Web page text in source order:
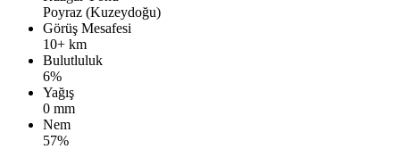
Poyraz (Kuzeydoğu)
Görüş Mesafesi
10+ km
Bulutluluk
6%
Yağış
0 mm
Nem
57%